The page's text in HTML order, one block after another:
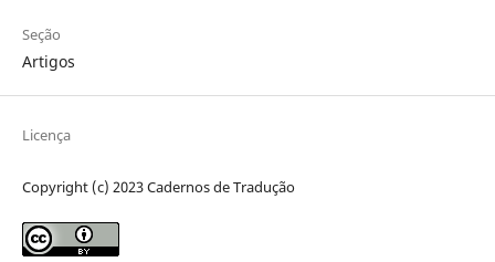
Seção
Artigos
Licença
Copyright (c) 2023 Cadernos de Tradução